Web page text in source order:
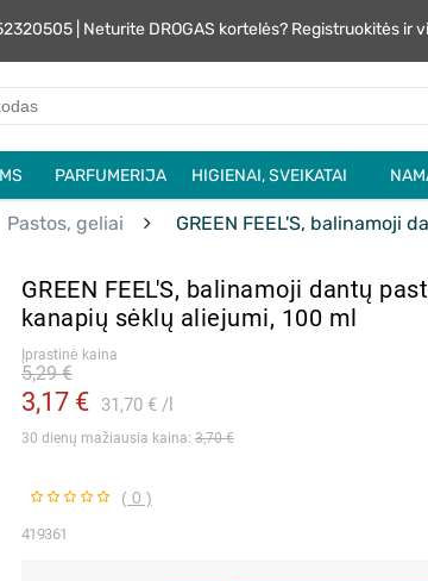
| Neturite DROGAS kortelės? Registruokitės ir
PARFUMERIJA HIGIENAI, SVEIKATAI
Pastos, geliai GREEN FEEL'S, balinamoji
GREEN FEEL'S, balinamoji dantų
kanapių sėklų aliejumi, 100 ml
Įprastinė kaina
3,17 € 31,70 € l
5,29 €
30 dienų mažiausia kaina: 3,70 €
( 0 )
419361